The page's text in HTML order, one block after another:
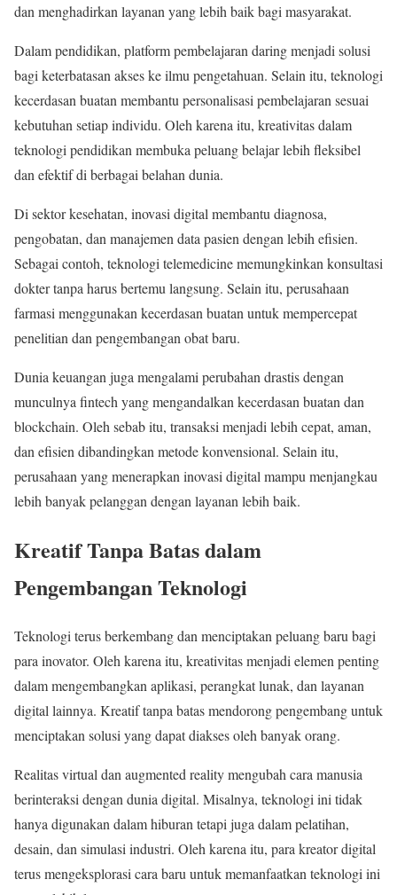
dan menghadirkan layanan yang lebih baik bagi masyarakat.
Dalam pendidikan, platform pembelajaran daring menjadi solusi
bagi keterbatasan akses ke ilmu pengetahuan. Selain itu, teknologi
kecerdasan buatan membantu personalisasi pembelajaran sesuai
kebutuhan setiap individu. Oleh karena itu, kreativitas dalam
teknologi pendidikan membuka peluang belajar lebih fleksibel
dan efektif di berbagai belahan dunia.
Di sektor kesehatan, inovasi digital membantu diagnosa,
pengobatan, dan manajemen data pasien dengan lebih efisien.
Sebagai contoh, teknologi telemedicine memungkinkan konsultasi
dokter tanpa harus bertemu langsung. Selain itu, perusahaan
farmasi menggunakan kecerdasan buatan untuk mempercepat
penelitian dan pengembangan obat baru.
Dunia keuangan juga mengalami perubahan drastis dengan
munculnya fintech yang mengandalkan kecerdasan buatan dan
blockchain. Oleh sebab itu, transaksi menjadi lebih cepat, aman,
dan efisien dibandingkan metode konvensional. Selain itu,
perusahaan yang menerapkan inovasi digital mampu menjangkau
lebih banyak pelanggan dengan layanan lebih baik.
Kreatif Tanpa Batas dalam
Pengembangan Teknologi
Teknologi terus berkembang dan menciptakan peluang baru bagi
para inovator. Oleh karena itu, kreativitas menjadi elemen penting
dalam mengembangkan aplikasi, perangkat lunak, dan layanan
digital lainnya. Kreatif tanpa batas mendorong pengembang untuk
menciptakan solusi yang dapat diakses oleh banyak orang.
Realitas virtual dan augmented reality mengubah cara manusia
berinteraksi dengan dunia digital. Misalnya, teknologi ini tidak
hanya digunakan dalam hiburan tetapi juga dalam pelatihan,
desain, dan simulasi industri. Oleh karena itu, para kreator digital
terus mengeksplorasi cara baru untuk memanfaatkan teknologi ini